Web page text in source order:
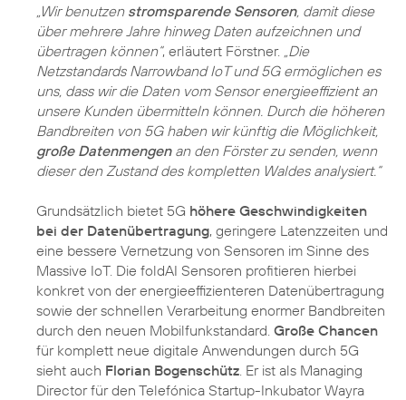
„Wir benutzen stromsparende Sensoren, damit diese
über mehrere Jahre hinweg Daten aufzeichnen und
übertragen können“, erläutert Förstner. „Die
Netzstandards Narrowband IoT und 5G ermöglichen es
uns, dass wir die Daten vom Sensor energieeffizient an
unsere Kunden übermitteln können. Durch die höheren
Bandbreiten von 5G haben wir künftig die Möglichkeit,
große Datenmengenan den Förster zu senden, wenn
dieser den Zustand des kompletten Waldes analysiert.“
Grundsätzlich bietet 5G höhere Geschwindigkeiten
bei der Datenübertragung, geringere Latenzzeiten und
eine bessere Vernetzung von Sensoren im Sinne des
Massive IoT. Die foldAI Sensoren profitieren hierbei
konkret von der energieeffizienteren Datenübertragung
sowie der schnellen Verarbeitung enormer Bandbreiten
durch den neuen Mobilfunkstandard. Große Chancen
für komplett neue digitale Anwendungen durch 5G
sieht auch Florian Bogenschütz . Er ist als Managing
Director für den Telefónica Startup-Inkubator Wayra